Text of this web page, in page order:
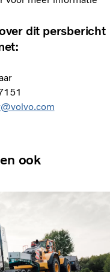
dit persbericht
ook